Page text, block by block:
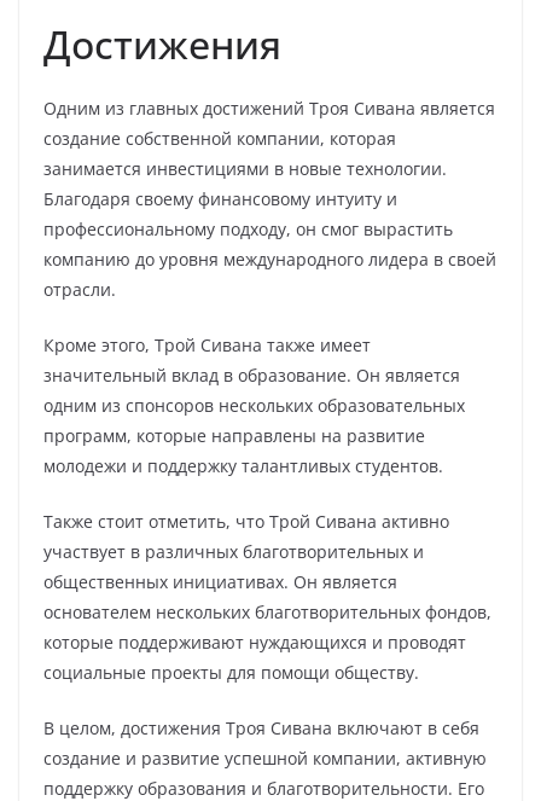
Достижения
Одним из главных достижений Троя Сивана является
создание собственной компании, которая
занимается инвестициями в новые технологии.
Благодаря своему финансовому интуиту и
профессиональному подходу, он смог вырастить
компанию до уровня международного лидера в своей
отрасли.
Кроме этого, Трой Сивана также имеет
значительный вклад в образование. Он является
одним из спонсоров нескольких образовательных
программ, которые направлены на развитие
молодежи и поддержку талантливых студентов.
Также стоит отметить, что Трой Сивана активно
участвует в различных благотворительных и
общественных инициативах. Он является
основателем нескольких благотворительных фондов,
которые поддерживают нуждающихся и проводят
социальные проекты для помощи обществу.
В целом, достижения Троя Сивана включают в себя
создание и развитие успешной компании, активную
поддержку образования и благотворительности. Его